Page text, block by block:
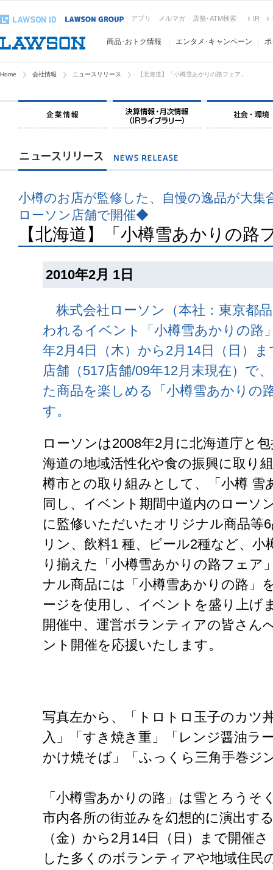
アプリ メルマガ 店舗･ATM検索 IR
商品･おトク情報 エンタメ･キャンペーン
Home 会社情報 ニュースリリース 【北海道】「小樽雪あかりの路フェア」
小樽のお店が監修した、自慢の逸品が大
ローソン店舗で開催◆
【北海道】「小樽雪あかりの路
2010年2月 1日
株式会社ローソン（本社：東京都
われるイベント「小樽雪あかりの路
年2月4日（木）から2月14日（日）
店舗（517店舗/09年12月末現在）で
た商品を楽しめる「小樽雪あかりの
す。
ローソンは2008年2月に北海道庁と
海道の地域活性化や食の振興に取り
樽市との取り組みとして、「小樽 雪
同し、イベント期間中道内のローソ
に監修いただいたオリジナル商品等
リン、飲料1 種、ビール2種など、
り揃えた「小樽雪あかりの路フェア
ナル商品には「小樽雪あかりの路」
ージを使用し、イベントを盛り上げ
開催中、運営ボランティアの皆さん
ント開催を応援いたします。
写真左から、「トロトロ玉子のカツ
入」「すき焼き重」「レンジ醤油ラ
かけ焼そば」「ふっくら三角手巻ジ
「小樽雪あかりの路」は雪とろうそ
市内各所の街並みを幻想的に演出す
（金）から2月14日（日）まで開催
した多くのボランティアや地域住民